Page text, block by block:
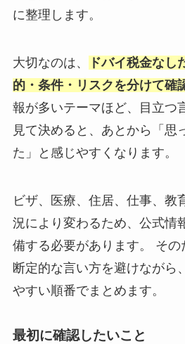
に整理します。
大切なのは、
ドバイ税金なし
的・条件・リスクを分けて確
報が多いテーマほど、目立つ
見て決めると、あとから「思
た」と感じやすくなります。
ビザ、医療、住居、仕事、教
況により変わるため、公式情
備する必要があります。 そ
断定的な言い方を避けながら
やすい順番でまとめます。
最初に確認したいこと